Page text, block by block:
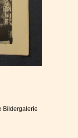
Bildergalerie